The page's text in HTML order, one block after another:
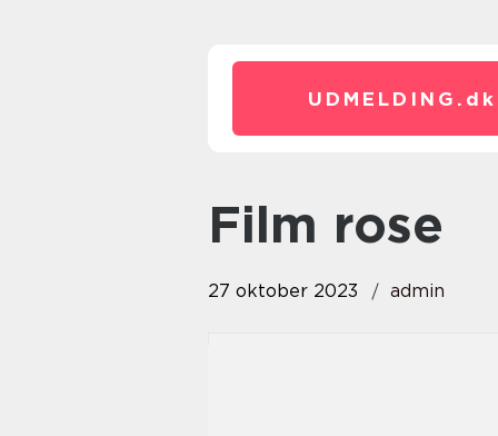
UDMELDING. dk
film rose
27 oktober 2023 admin